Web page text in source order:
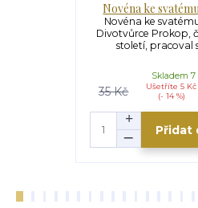
Novéna ke
Novéna ke
Divotvůrce Prokop,
století, pracoval
35 Kč
Ušetříte 5 Kč
(- 14 %)
Skladem 7
Přidat